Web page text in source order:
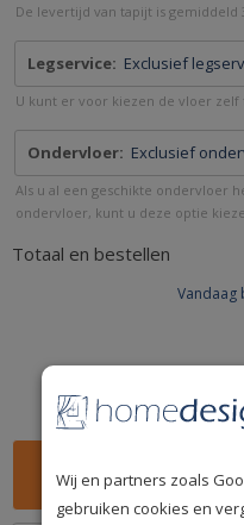
De levertijd van tapijt is gemiddeld
Legservice: Exclusief
U kunt er voor kiezen de vloer zelf
Ondervloer: Exclusief
Als u al een geschikte ondervloer
ondervloer, kunt u deze optie
Totaal en bestellen
Vandaag
Wij en partners zoals
gebruiken cookies en